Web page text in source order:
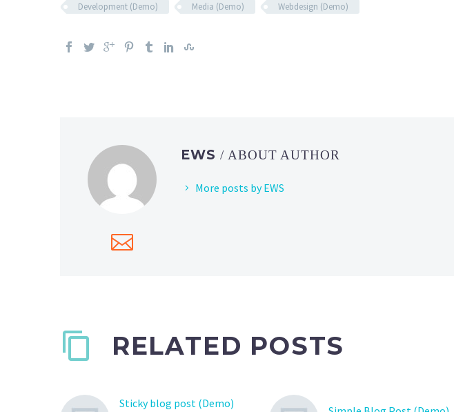
Development (Demo) Media (Demo) Webdesign (Demo)
EWS / ABOUT AUTHOR
More posts by EWS
RELATED POSTS
Sticky blog post (Demo)